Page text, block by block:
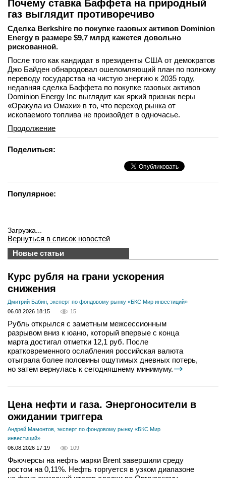
Почему ставка Баффета на природный
газ выглядит противоречиво
Сделка Berkshire по покупке газовых активов Dominion
Energy в размере $9,7 млрд кажется довольно
рискованной.
После того как кандидат в президенты США от демократов
Джо Байден обнародовал ошеломляющий план по полному
переводу государства на чистую энергию к 2035 году,
недавняя сделка Баффета по покупке газовых активов
Dominion Energy Inc выглядит как яркий признак веры
«Оракула из Омахи» в то, что переход рынка от
ископаемого топлива не произойдет в одночасье.
Продолжение
Поделиться:
Популярное:
Загрузка...
Вернуться в список новостей
Новые статьи
Курс рубля на грани ускорения
снижения
Дмитрий Бабин, эксперт по фондовому рынку «БКС Мир инвестиций»
06.08.2026 18:15
15
Рубль открылся с заметным межсессионным
разрывом вниз к юаню, который впервые с конца
марта достигал отметки 12,1 руб. После
кратковременного ослабления российская валюта
отыграла более половины ощутимых дневных потерь,
но затем вернулась к сегодняшнему минимуму.
Цена нефти и газа. Энергоносители в
ожидании триггера
Андрей Мамонтов, эксперт по фондовому рынку «БКС Мир
инвестиций»
06.08.2026 17:19
109
Фьючерсы на нефть марки Brent завершили среду
ростом на 0,11%. Нефть торгуется в узком диапазоне